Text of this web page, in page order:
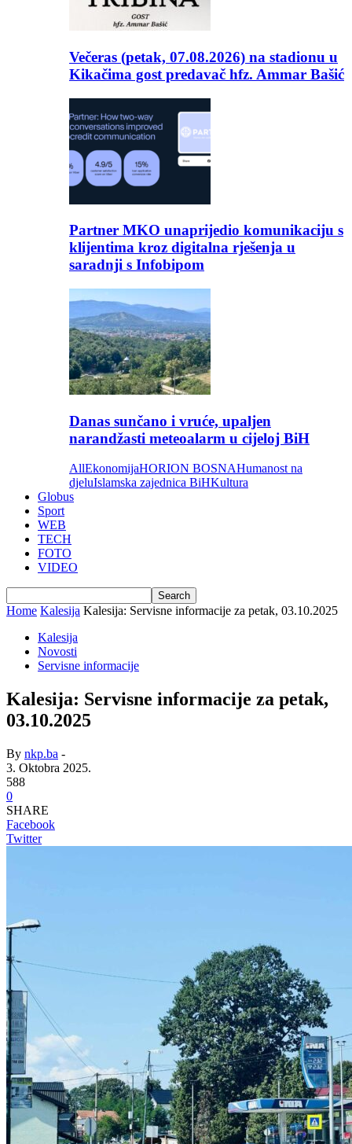
Večeras (petak, 07.08.2026) na stadionu u
Kikačima gost predavač hfz. Ammar Bašić
Partner MKO unaprijedio komunikaciju s
klijentima kroz digitalna rješenja u
saradnji s Infobipom
Danas sunčano i vruće, upaljen
narandžasti meteoalarm u cijeloj BiH
AllEkonomijaHORION BOSNAHumanost na
djeluIslamska zajednica BiHKultura
Globus
Sport
WEB
TECH
FOTO
VIDEO
Home Kalesija Kalesija: Servisne informacije za petak, 03.10.2025
Kalesija
Novosti
Servisne informacije
Kalesija: Servisne informacije za petak,
03.10.2025
By nkp.ba -
3. Oktobra 2025.
588
0
SHARE
Facebook
Twitter